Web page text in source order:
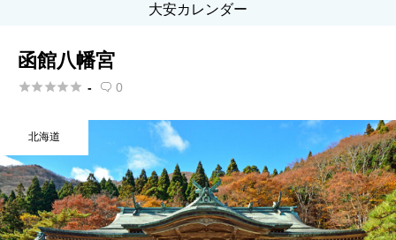
大安カレンダー
函館八幡宮
 -  0
北海道